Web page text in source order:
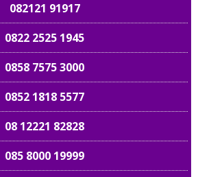
082121 91917
0822 2525 1945
0858 7575 3000
0852 1818 5577
08 12221 82828
085 8000 19999